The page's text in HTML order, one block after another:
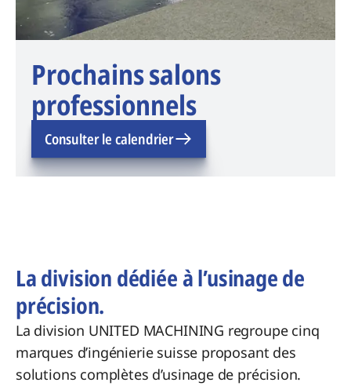
Prochains salons
professionnels
Consulter le calendrier
La division dédiée à l’usinage de
précision.
La division UNITED MACHINING regroupe cinq
marques d’ingénierie suisse proposant des
solutions complètes d’usinage de précision.